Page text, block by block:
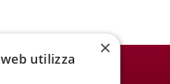
ER
×
utilizza